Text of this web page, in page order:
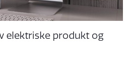
elektriske produkt og